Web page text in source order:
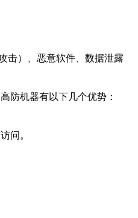
击）、恶意软件、数据泄露
防机器有以下几个优势：
问。